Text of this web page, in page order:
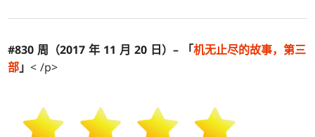
#830 周（2017 年 11 月 20 日）– 「机无止尽的故事，第三
部」< /p>